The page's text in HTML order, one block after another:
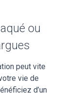
ou
peut vite
vie de
d’un